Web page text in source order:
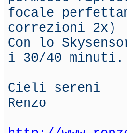
focale
correzioni 2x)
Con lo
i 30/40 minuti.
Cieli sereni
Renzo